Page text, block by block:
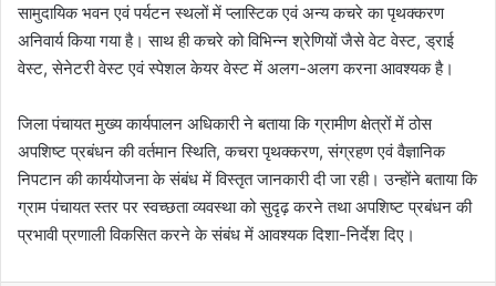
सामुदायिक भवन एवं पर्यटन स्थलों में प्लास्टिक एवं अन्य कचरे का पृथक्करण
अनिवार्य किया गया है। साथ ही कचरे को विभिन्न श्रेणियों जैसे वेट वेस्ट, ड्राई
वेस्ट, सेनेटरी वेस्ट एवं स्पेशल केयर वेस्ट में अलग-अलग करना आवश्यक है।
जिला पंचायत मुख्य कार्यपालन अधिकारी ने बताया कि ग्रामीण क्षेत्रों में ठोस
अपशिष्ट प्रबंधन की वर्तमान स्थिति, कचरा पृथक्करण, संग्रहण एवं वैज्ञानिक
निपटान की कार्ययोजना के संबंध में विस्तृत जानकारी दी जा रही। उन्होंने बताया कि
ग्राम पंचायत स्तर पर स्वच्छता व्यवस्था को सुदृढ़ करने तथा अपशिष्ट प्रबंधन की
प्रभावी प्रणाली विकसित करने के संबंध में आवश्यक दिशा-निर्देश दिए।